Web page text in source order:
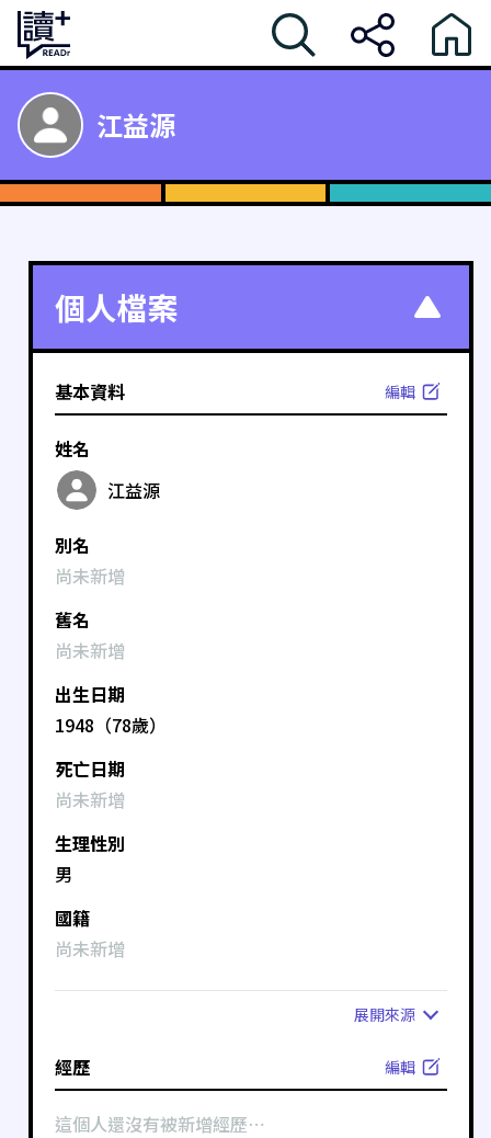
江益源
個人檔案
基本資料 編輯
姓名
江益源
別名
尚未新增
舊名
尚未新增
出生日期
1948（78歲）
死亡日期
尚未新增
生理性別
男
國籍
尚未新增
展開來源
經歷 編輯
這個人還沒有被新增經歷⋯